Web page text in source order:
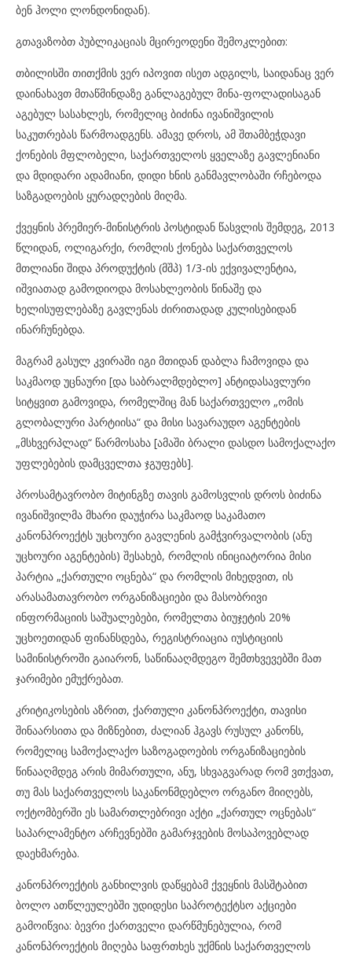
ბენ ჰოლი ლონდონიდან).
გთავაზობთ პუბლიკაციას მცირეოდენი შემოკლებით:
თბილისში თითქმის ვერ იპოვით ისეთ ადგილს, საიდანაც ვერ
დაინახავთ მთაწმინდაზე განლაგებულ მინა-ფოლადისაგან
აგებულ სასახლეს, რომელიც ბიძინა ივანიშვილის
საკუთრებას წარმოადგენს. ამავე დროს, ამ შთამბეჭდავი
ქონების მფლობელი, საქართველოს ყველაზე გავლენიანი
და მდიდარი ადამიანი, დიდი ხნის განმავლობაში რჩებოდა
საზგადოების ყურადღების მიღმა.
ქვეყნის პრემიერ-მინისტრის პოსტიდან წასვლის შემდეგ, 2013
წლიდან, ოლიგარქი, რომლის ქონება საქართველოს
მთლიანი შიდა პროდუქტის (მშპ) 1/3-ის ექვივალენტია,
იშვიათად გამოდიოდა მოსახლეობის წინაშე და
ხელისუფლებაზე გავლენას ძირითადად კულისებიდან
ინარჩუნებდა.
მაგრამ გასულ კვირაში იგი მთიდან დაბლა ჩამოვიდა და
საკმაოდ უცნაური [და საბრალმდებლო] ანტიდასავლური
სიტყვით გამოვიდა, რომელშიც მან საქართველო „ომის
გლობალური პარტიისა“ და მისი სავარაუდო აგენტების
„მსხვერპლად“ წარმოსახა [ამაში ბრალი დასდო სამოქალაქო
უფლებების დამცველთა ჯგუფებს].
პროსამტავრობო მიტინგზე თავის გამოსვლის დროს ბიძინა
ივანიშვილმა მხარი დაუჭირა საკმაოდ საკამათო
კანონპროექტს უცხოური გავლენის გამჭვირვალობის (ანუ
უცხოური აგენტების) შესახებ, რომლის ინიციატორია მისი
პარტია „ქართული ოცნება“ და რომლის მიხედვით, ის
არასამათავრობო ორგანიზაციები და მასობრივი
ინფორმაციის საშუალებები, რომელთა ბიუჯეტის 20%
უცხოეთიდან ფინანსდება, რეგისტრიაცია იუსტიციის
სამინისტროში გაიარონ, საწინააღმდეგო შემთხვევებში მათ
ჯარიმები ემუქრებათ.
კრიტიკოსების აზრით, ქართული კანონპროექტი, თავისი
შინაარსითა და მიზნებით, ძალიან ჰგავს რუსულ კანონს,
რომელიც სამოქალაქო საზოგადოების ორგანიზაციების
წინააღმდეგ არის მიმართული, ანუ, სხვაგვარად რომ ვთქვათ,
თუ მას საქართველოს საკანონმდებლო ორგანო მიიღებს,
ოქტომბერში ეს სამართლებრივი აქტი „ქართულ ოცნებას“
საპარლამენტო არჩევნებში გამარჯვების მოსაპოვებლად
დაეხმარება.
კანონპროექტის განხილვის დაწყებამ ქვეყნის მასშტაბით
ბოლო ათწლეულებში უდიდესი საპროტექტსო აქციები
გამოიწვია: ბევრი ქართველი დარწმუნებულია, რომ
კანონპროექტის მიღება საფრთხეს უქმნის საქართველოს